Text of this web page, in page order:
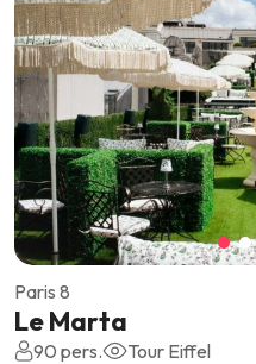
Paris 8
Le Marta
90 pers. Tour Eiffel